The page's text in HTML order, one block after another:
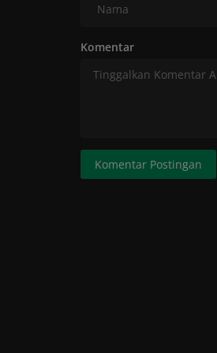
Komentar
Komentar Postingan